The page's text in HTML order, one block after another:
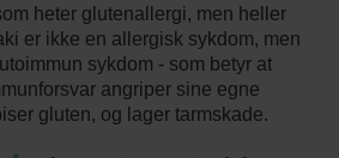
heter glutenallergi, men heller
er ikke en allergisk sykdom, men
sykdom - som betyr at
angriper sine egne
gluten, og lager tarmskade.